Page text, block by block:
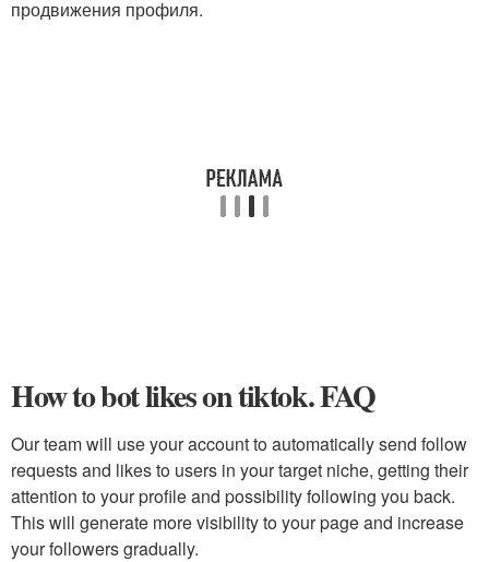
продвижения профиля.
How to bot likes on tiktok. FAQ
Our team will use your account to automatically send follow
requests and likes to users in your target niche, getting their
attention to your profile and possibility following you back.
This will generate more visibility to your page and increase
your followers gradually.